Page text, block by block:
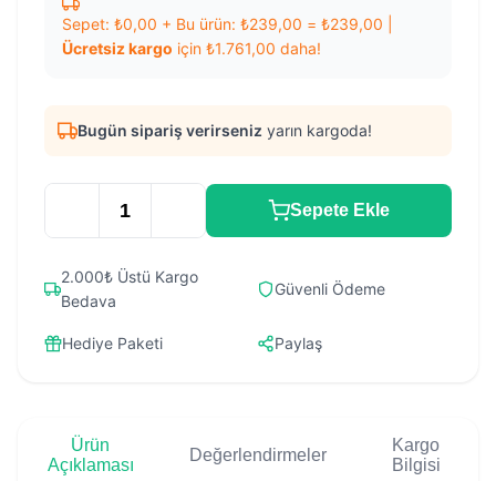
Sepet: ₺0,00 + Bu ürün: ₺239,00 = ₺239,00
Ücretsiz kargo için ₺1.761,00 daha!
Bugün sipariş verirseniz yarın kargoda!
Sepete Ekle
2.000₺ Üstü Kargo
Bedava
Güvenli Ödeme
Hediye Paketi Paylaş
Ürün
Açıklaması
Değerlendirmeler
Kargo
Bilgisi